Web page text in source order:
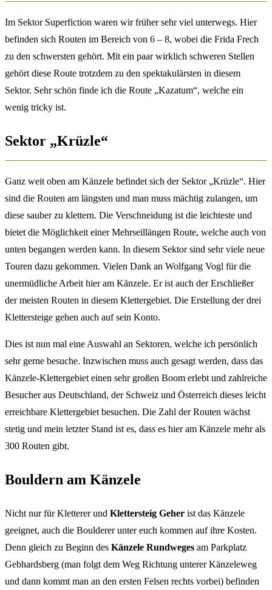
Im Sektor Superfiction waren wir früher sehr viel unterwegs. Hier
befinden sich Routen im Bereich von 6 – 8, wobei die Frida Frech
zu den schwersten gehört. Mit ein paar wirklich schweren Stellen
gehört diese Route trotzdem zu den spektakulärsten in diesem
Sektor. Sehr schön finde ich die Route „Kazatum“, welche ein
wenig tricky ist.
Sektor „Krüzle“
Ganz weit oben am Känzele befindet sich der Sektor „Krüzle“. Hier
sind die Routen am längsten und man muss mächtig zulangen, um
diese sauber zu klettern. Die Verschneidung ist die leichteste und
bietet die Möglichkeit einer Mehrseillängen Route, welche auch von
unten begangen werden kann. In diesem Sektor sind sehr viele neue
Touren dazu gekommen. Vielen Dank an Wolfgang Vogl für die
unermüdliche Arbeit hier am Känzele. Er ist auch der Erschließer
der meisten Routen in diesem Klettergebiet. Die Erstellung der drei
Klettersteige gehen auch auf sein Konto.
Dies ist nun mal eine Auswahl an Sektoren, welche ich persönlich
sehr gerne besuche. Inzwischen muss auch gesagt werden, dass das
Känzele-Klettergebiet einen sehr großen Boom erlebt und zahlreiche
Besucher aus Deutschland, der Schweiz und Österreich dieses leicht
erreichbare Klettergebiet besuchen. Die Zahl der Routen wächst
stetig und mein letzter Stand ist es, dass es hier am Känzele mehr als
300 Routen gibt.
Bouldern am Känzele
Nicht nur für Kletterer und Klettersteig Geher ist das Känzele
geeignet, auch die Boulderer unter euch kommen auf ihre Kosten.
Denn gleich zu Beginn des Känzele Rundweges am Parkplatz
Gebhardsberg (man folgt dem Weg Richtung unterer Känzeleweg
und dann kommt man an den ersten Felsen rechts vorbei) befinden